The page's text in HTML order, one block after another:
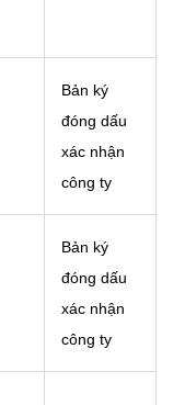
Bản ký
đóng dấu
xác nhận
công ty
Bản ký
đóng dấu
xác nhận
công ty